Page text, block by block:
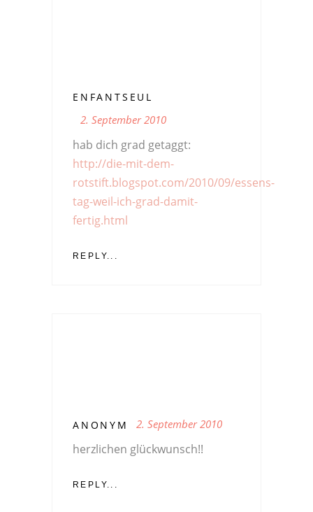
ENFANTSEUL
2. September 2010
hab dich grad getaggt:
http://die-mit-dem-
rotstift.blogspot.com/2010/09/essens-
tag-weil-ich-grad-damit-
fertig.html
REPLY...
ANONYM 2. September 2010
herzlichen glückwunsch!!
REPLY...